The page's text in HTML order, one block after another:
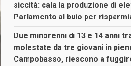
siccità: cala la produzione di
Parlamento al buio per
Due minorenni di 13 e 14 anni
molestate da tre giovani in
Campobasso, riescono a